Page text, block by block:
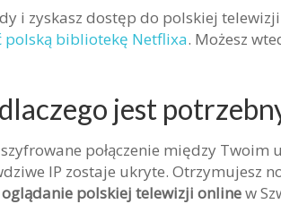
i zyskasz dostęp do polskiej
polską bibliotekę Netflixa. Możesz
jest
połączenie między Twoim
IP zostaje ukryte. Otrzymujesz
oglądanie polskiej telewizji onlinew